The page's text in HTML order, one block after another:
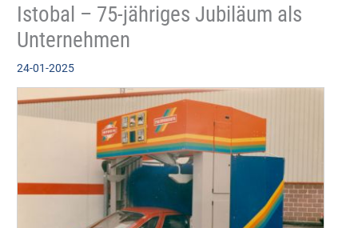
Istobal – 75-jähriges Jubiläum als
Unternehmen
24-01-2025